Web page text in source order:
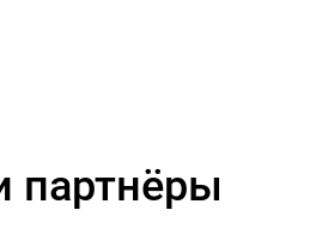
партнёры